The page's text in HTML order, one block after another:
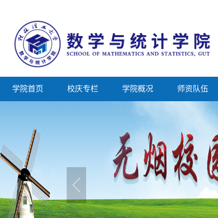
学院首页 校庆专栏 学院概况 师资队伍